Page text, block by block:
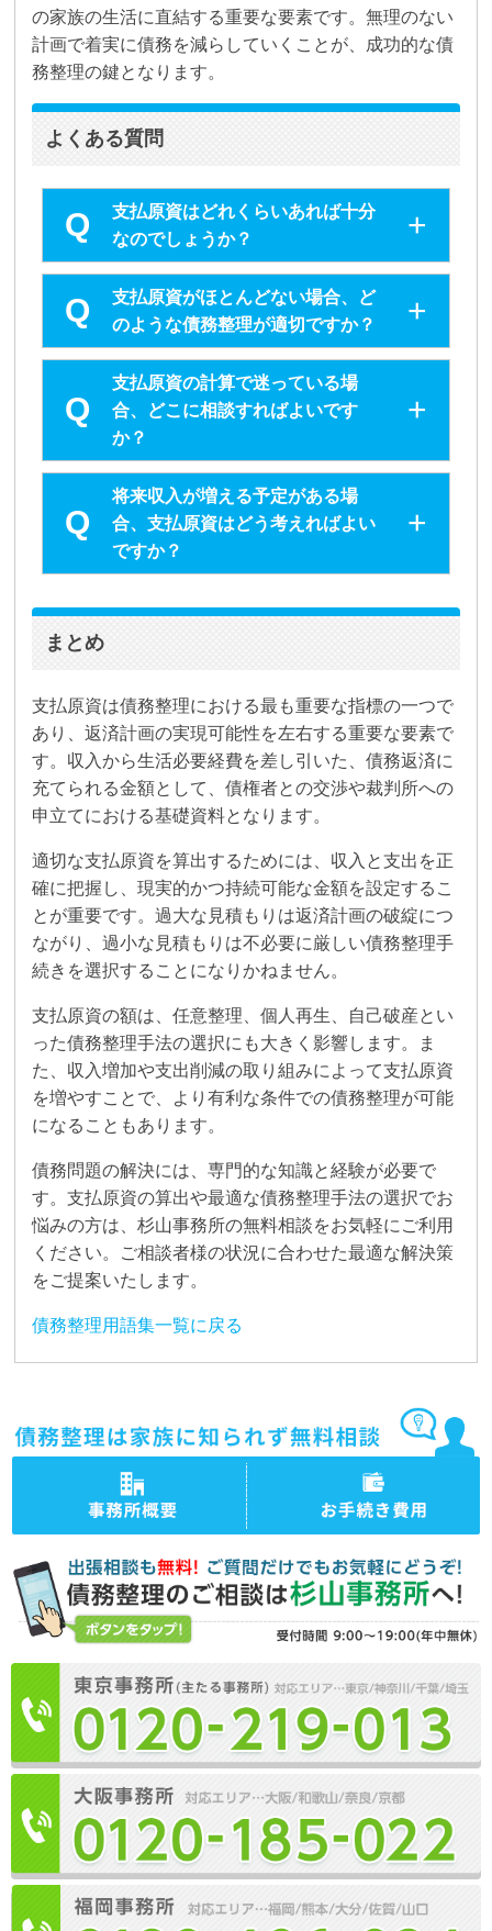
の家族の生活に直結する重要な要素です。無理のない
計画で着実に債務を減らしていくことが、成功的な債
務整理の鍵となります。
よくある質問
支払原資はどれくらいあれば十分
なのでしょうか？
支払原資がほとんどない場合、ど
のような債務整理が適切ですか？
支払原資の計算で迷っている場
合、どこに相談すればよいです
か？
将来収入が増える予定がある場
合、支払原資はどう考えればよい
ですか？
まとめ
支払原資は債務整理における最も重要な指標の一つで
あり、返済計画の実現可能性を左右する重要な要素で
す。収入から生活必要経費を差し引いた、債務返済に
充てられる金額として、債権者との交渉や裁判所への
申立てにおける基礎資料となります。
適切な支払原資を算出するためには、収入と支出を正
確に把握し、現実的かつ持続可能な金額を設定するこ
とが重要です。過大な見積もりは返済計画の破綻につ
ながり、過小な見積もりは不必要に厳しい債務整理手
続きを選択することになりかねません。
支払原資の額は、任意整理、個人再生、自己破産とい
った債務整理手法の選択にも大きく影響します。ま
た、収入増加や支出削減の取り組みによって支払原資
を増やすことで、より有利な条件での債務整理が可能
になることもあります。
債務問題の解決には、専門的な知識と経験が必要で
す。支払原資の算出や最適な債務整理手法の選択でお
悩みの方は、杉山事務所の無料相談をお気軽にご利用
ください。ご相談者様の状況に合わせた最適な解決策
をご提案いたします。
債務整理用語集一覧に戻る
務所概要
務整理の手続き費用・料金